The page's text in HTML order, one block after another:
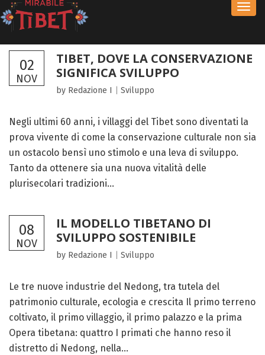
02
NOV
TIBET, DOVE LA CONSERVAZIONE
SIGNIFICA SVILUPPO
by Redazione I Sviluppo
Negli ultimi 60 anni, i villaggi del Tibet sono diventati la
prova vivente di come la conservazione culturale non sia
un ostacolo bensì uno stimolo e una leva di sviluppo.
Tanto da ottenere sia una nuova vitalità delle
plurisecolari tradizioni...
08
NOV
IL MODELLO TIBETANO DI
SVILUPPO SOSTENIBILE
by Redazione I Sviluppo
Le tre nuove industrie del Nedong, tra tutela del
patrimonio culturale, ecologia e crescita Il primo terreno
coltivato, il primo villaggio, il primo palazzo e la prima
Opera tibetana: quattro I primati che hanno reso il
distretto di Nedong, nella...